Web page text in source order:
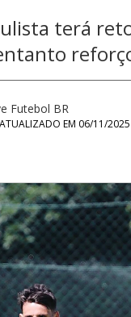
terá
Futebol BR
EM 06/11/